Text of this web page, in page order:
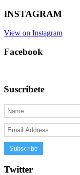
INSTAGRAM
View on Instagram
Facebook
Suscribete
Twitter